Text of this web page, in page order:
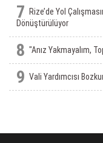
7
Rize’de Yol
Dönüştürülüyor
8 "Anız Yakmayalım,
9 Vali Yardımcısı